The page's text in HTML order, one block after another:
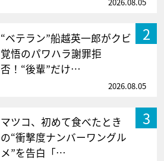
2
“ベテラン”船越英一郎がクビ
覚悟のパワハラ謝罪拒
否！“後輩”だけ…
2026.08.05
3
マツコ、初めて食べたとき
の“衝撃度ナンバーワングル
メ”を告白「…